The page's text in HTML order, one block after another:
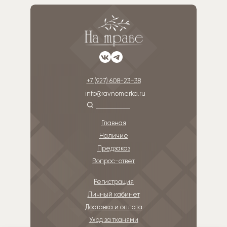
сюжеты примитивного направления вышивки
+7 (927) 608-23-38
info@ravnomerka.ru
Главная
Наличие
Вопрос-ответ
Предзаказ
Личный кабинет
Регистрация
Уход за тканями
Доставка и оплата